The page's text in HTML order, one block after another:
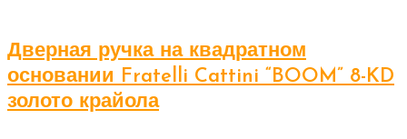
Дверная ручка на квадратном
основании Fratelli Cattini “BOOM” 8-KD
золото крайола